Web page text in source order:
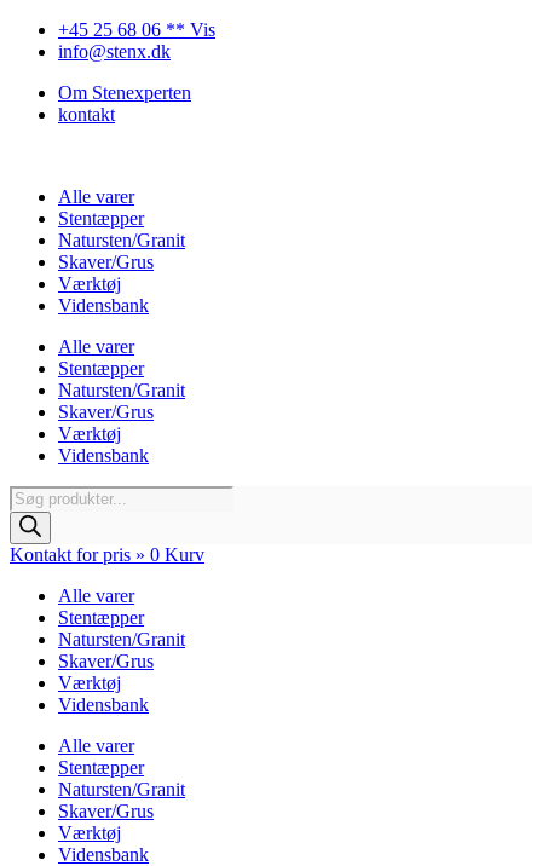
Videre+45 25 68 06 ** Vis
info@stenx.dk
Om Stenexperten
kontakt
Alle varer
Stentæpper
Natursten/Granit
Skaver/Grus
Værktøj
Vidensbank
Alle varer
Stentæpper
Natursten/Granit
Skaver/Grus
Værktøj
Vidensbank
Products
search
Kontakt for pris » 0 Kurv
Alle varer
Stentæpper
Natursten/Granit
Skaver/Grus
Værktøj
Vidensbank
Alle varer
Stentæpper
Natursten/Granit
Skaver/Grus
Værktøj
Vidensbank